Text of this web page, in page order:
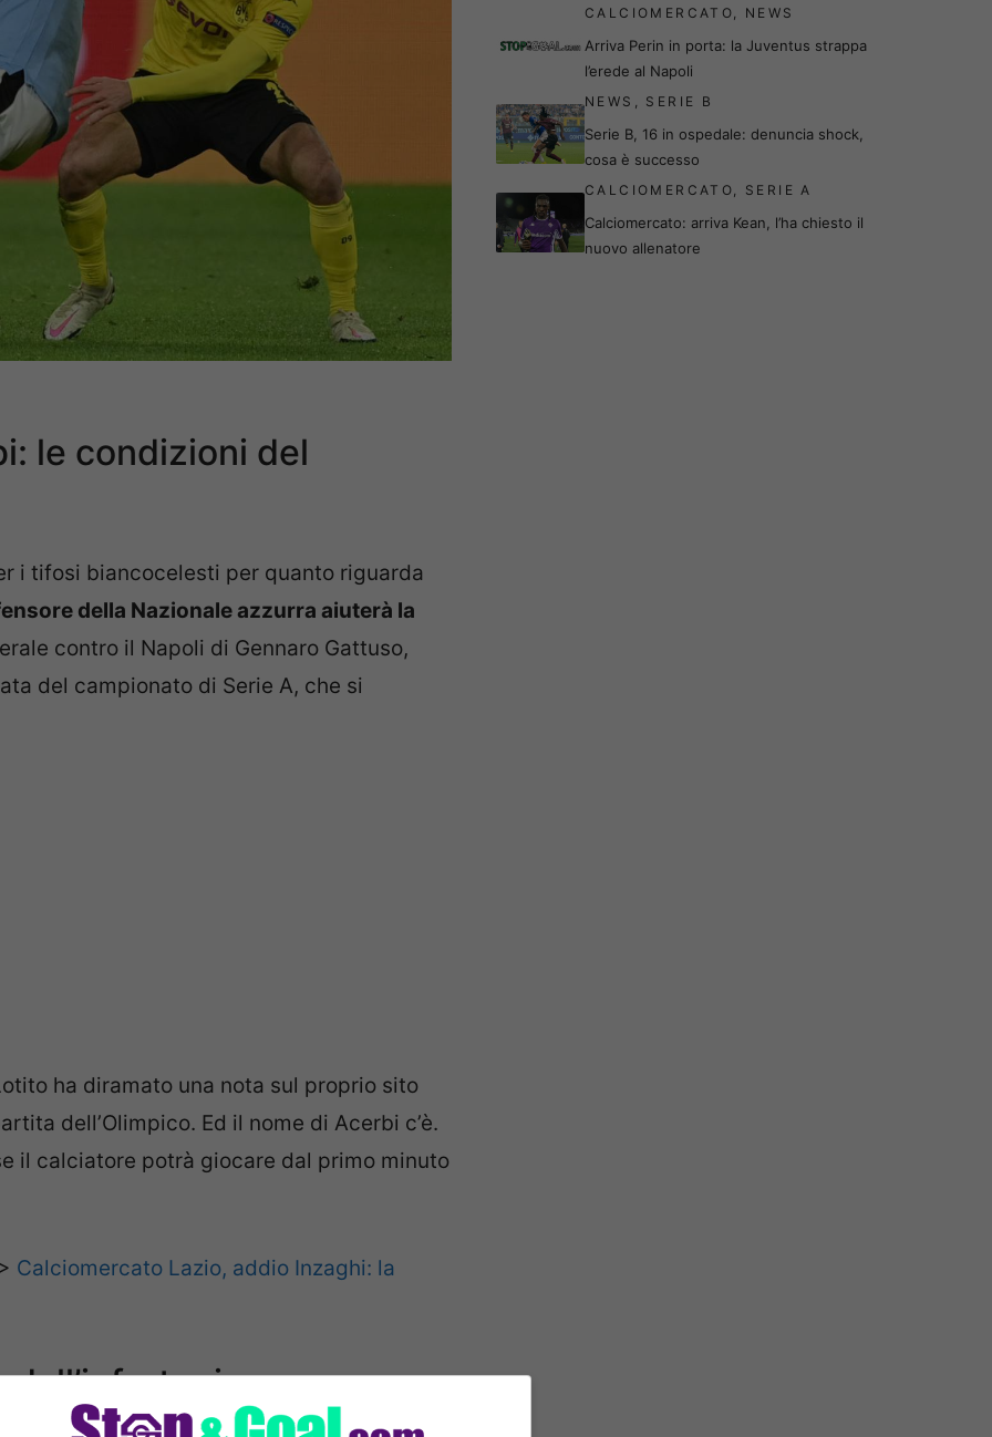
le condizioni del
i tifosi biancocelesti per quanto riguarda
della Nazionale azzurra aiuterà la
contro il Napoli di Gennaro Gattuso,
del campionato di Serie A, che si
ha diramato una nota sul proprio sito
dell’Olimpico. Ed il nome di Acerbi c’è.
il calciatore potrà giocare dal primo minuto
Calciomercato Lazio, addio Inzaghi: la
CALCIOMERCATO, NEWS
Arriva Perin in porta: la Juventus strappa
l’erede al Napoli
NEWS , SERIE B
Serie B, 16 in ospedale: denuncia shock,
cosa è successo
CALCIOMERCATO, SERIE A
Calciomercato: arriva Kean, l’ha chiesto il
nuovo allenatore